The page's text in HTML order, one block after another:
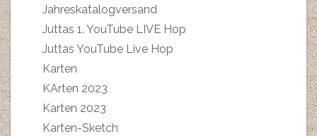
Jahreskatalogversand
Juttas 1. YouTube LIVE Hop
Juttas YouTube Live Hop
Karten
KArten 2023
Karten 2023
Karten-Sketch